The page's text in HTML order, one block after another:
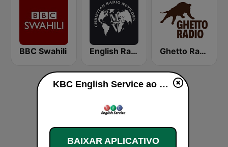
BBC Swahili English RadioMv Ghetto Radio 89.5
KBC English Service ao vivo
BAIXAR APLICATIVO